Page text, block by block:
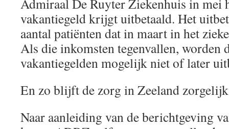
Admiraal De Ruyter Ziekenhuis in mei
vakantiegeld krijgt uitbetaald. Het
aantal patiënten dat in maart in het
Als die inkomsten tegenvallen, worden
vakantiegelden mogelijk niet of later
En zo blijft de zorg in Zeeland
Naar aanleiding van de berichtgeving